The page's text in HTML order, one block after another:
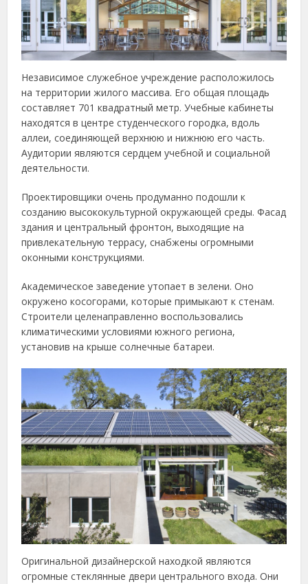
Независимое служебное учреждение расположилось
на территории жилого массива. Его общая площадь
составляет 701 квадратный метр. Учебные кабинеты
находятся в центре студенческого городка, вдоль
аллеи, соединяющей верхнюю и нижнюю его часть.
Аудитории являются сердцем учебной и социальной
деятельности.
Проектировщики очень продуманно подошли к
созданию высококультурной окружающей среды. Фасад
здания и центральный фронтон, выходящие на
привлекательную террасу, снабжены огромными
оконными конструкциями.
Академическое заведение утопает в зелени. Оно
окружено косогорами, которые примыкают к стенам.
Строители целенаправленно воспользовались
климатическими условиями южного региона,
установив на крыше солнечные батареи.
Оригинальной дизайнерской находкой являются
огромные стеклянные двери центрального входа. Они